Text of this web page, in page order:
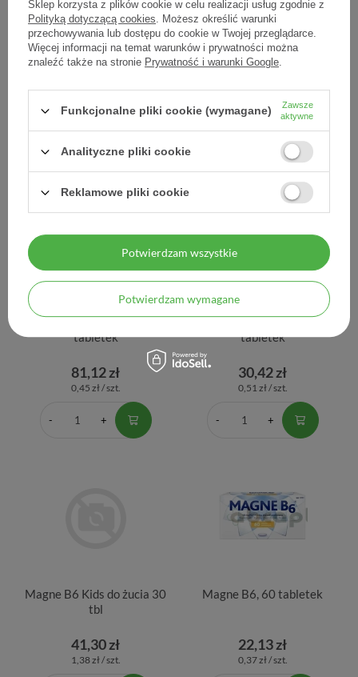
Maalox, zawiesina
doustna, 250 ml
0,09 zł / szt.
Magne B6 Forte, 100
tabletek
46,35 zł
0,46 zł / szt.
Magne B6 Forte, 180
tabletek
81,12 zł
0,45 zł / szt.
Magne B6 Forte, 60
tabletek
30,42 zł
0,51 zł / szt.
Magne B6 Kids do żucia 30
tbl
41,30 zł
1,38 zł / szt.
Magne B6, 60 tabletek
22,13 zł
0,37 zł / szt.
Sklep korzysta z plików cookie w celu realizacji usług zgodnie z
Polityką dotyczącą cookies. Możesz określić warunki
przechowywania lub dostępu do cookie w Twojej przeglądarce.
Więcej informacji na temat warunków i prywatności można
znaleźć także na stronie Prywatność i warunki Google.
Funkcjonalne pliki cookie (wymagane)
Zawsze
aktywne
Analityczne pliki cookie
Reklamowe pliki cookie
Potwierdzam wymagane
Potwierdzam wszystkie